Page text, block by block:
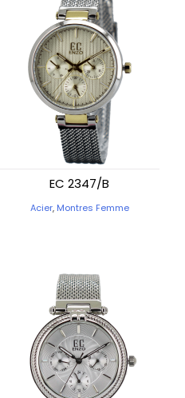
EC 2347/B
Acier, Montres Femme